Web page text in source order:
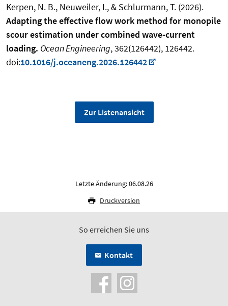
Kerpen, N. B., Neuweiler, I., & Schlurmann, T. (2026).
Adapting the effective flow work method for monopile
scour estimation under combined wave-current
loading. Ocean Engineering, 362(126442), 126442.
doi:10.1016/j.oceaneng.2026.126442
Zur Listenansicht
Letzte Änderung: 06.08.26
Druckversion
So erreichen Sie uns
Kontakt